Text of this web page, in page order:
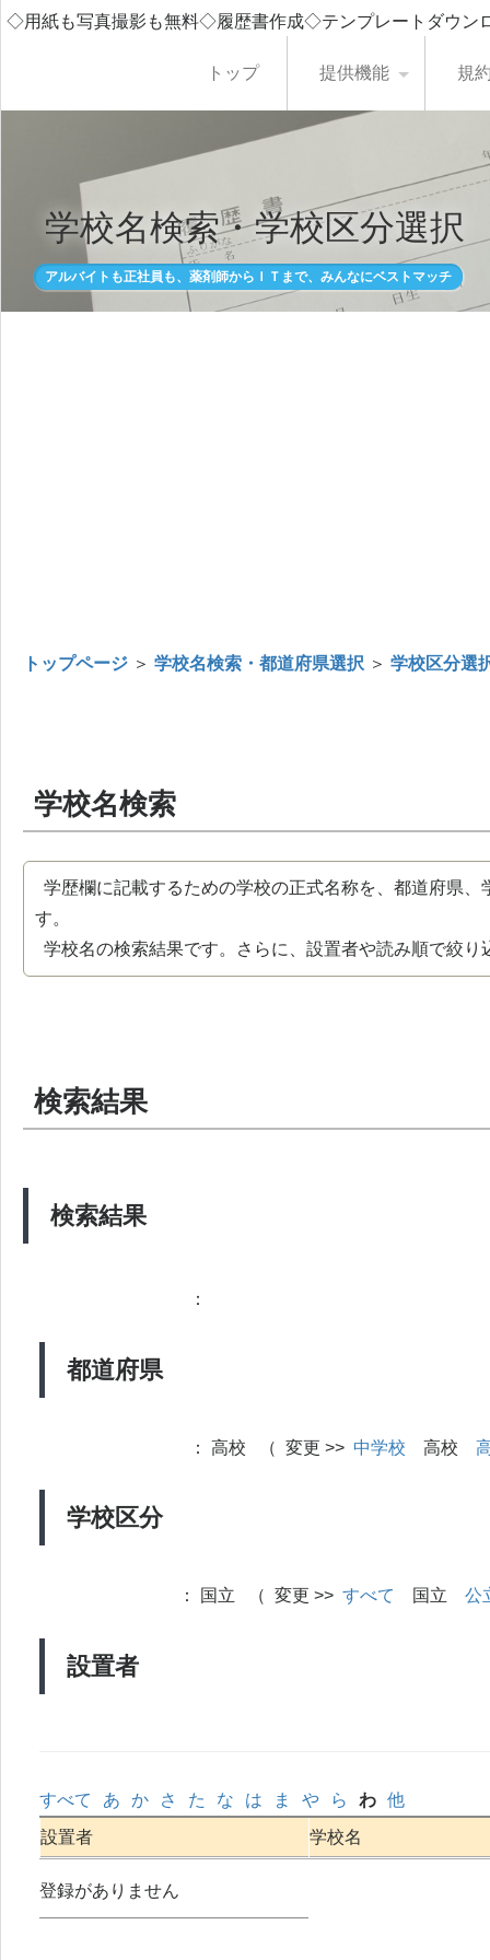
◇用紙も写真撮影も無料◇履歴書作成◇テンプレートダウ
トップ 提供機能 規
学校名検索・学校区分選択
アルバイトも正社員も、薬剤師からＩＴまで、みんなにベストマッチ
トップページ ＞ 学校名検索・都道府県選択 ＞ 学校区分選
学校名検索
学歴欄に記載するための学校の正式名称を、都道府県
す。
学校名の検索結果です。さらに、設置者や読み順で絞り
検索結果
検索結果
都道府県
：
学校区分
： 高校 （ 変更 >> 中学校 高校
設置者
： 国立 （ 変更 >> すべて 国立 公
すべて あ か さ た な は ま や ら わ 他
設置者
学校名
登録がありません